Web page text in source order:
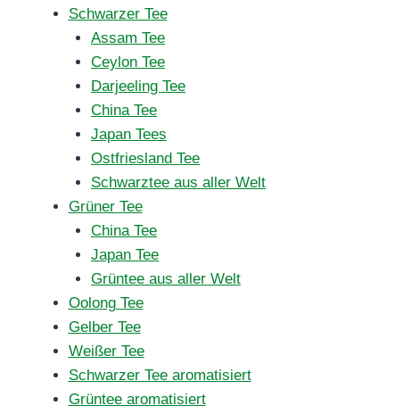
Schwarzer Tee
Assam Tee
Ceylon Tee
Darjeeling Tee
China Tee
Japan Tees
Ostfriesland Tee
Schwarztee aus aller Welt
Grüner Tee
China Tee
Japan Tee
Grüntee aus aller Welt
Oolong Tee
Gelber Tee
Weißer Tee
Schwarzer Tee aromatisiert
Grüntee aromatisiert